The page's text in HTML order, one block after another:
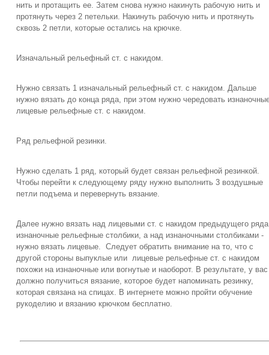
нить и протащить ее. Затем снова нужно накинуть рабочую нить и
протянуть через 2 петельки. Накинуть рабочую нить и протянуть
сквозь 2 петли, которые остались на крючке.
Изначальный рельефный ст. с накидом.
Нужно связать 1 изначальный рельефный ст. с накидом. Дальше
нужно вязать до конца ряда, при этом нужно чередовать
лицевые рельефные ст. с накидом.
Ряд рельефной резинки.
Нужно сделать 1 ряд, который будет связан рельефной резинкой.
Чтобы перейти к следующему ряду нужно выполнить 3 воздушные
петли подъема и перевернуть вязание.
Далее нужно вязать над лицевыми ст. с накидом предыдущего
изнаночные рельефные столбики, а над изнаночными столбиками -
нужно вязать лицевые. Следует обратить внимание на то, что с
другой стороны выпуклые или лицевые рельефные ст. с накидом
похожи на изнаночные или вогнутые и наоборот. В результате, у вас
должно получиться вязание, которое будет напоминать резинку,
которая связана на спицах. В интернете можно пройти обучение
рукоделию и вязанию крючком бесплатно.